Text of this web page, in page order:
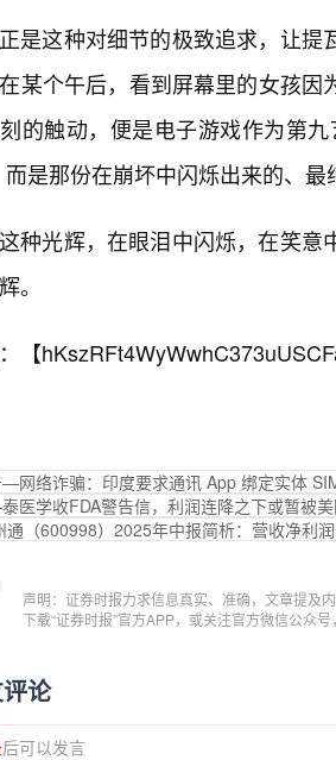
正是这种对细节的极致追求，让
某个午后，看到屏幕里的女孩
的触动，便是电子游戏作为第
而是那份在崩坏中闪烁出来的、
这种光辉，在眼泪中闪烁，在笑意
。
【
网络诈骗：印度要求通讯 App 绑定实体
医学收FDA警告信，利润连降之下或暂被
通（600998）2025年中报简析：营收净利
声明：证券时报力求信息真实、准确，文章提及
下载“证券时报”官方APP，或关注官方微信公众
论
后可以发言